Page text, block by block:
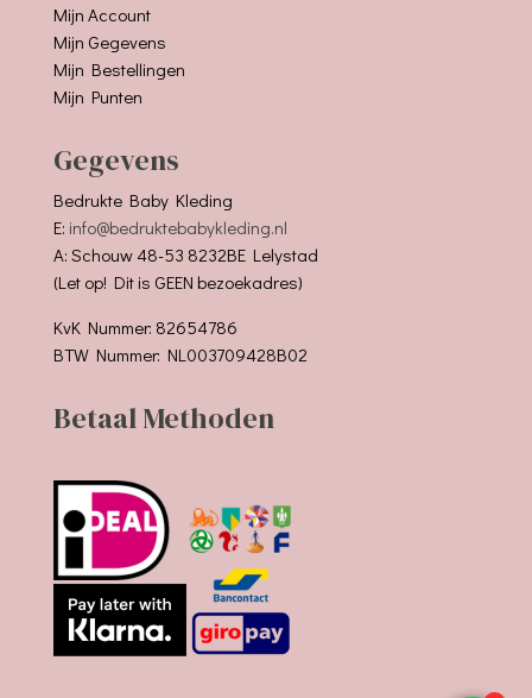
Mijn Account
Mijn Gegevens
Mijn Bestellingen
Mijn Punten
Gegevens
Bedrukte Baby Kleding
E: info@bedruktebabykleding.nl
A: Schouw 48-53 8232BE Lelystad
(Let op! Dit is GEEN bezoekadres)
KvK Nummer: 82654786
BTW Nummer: NL003709428B02
Betaal Methoden